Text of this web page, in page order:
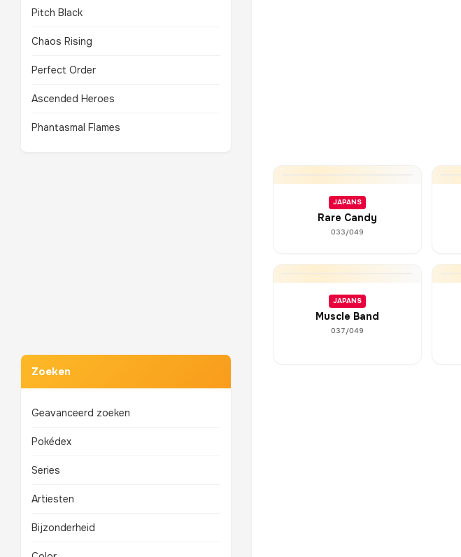
Pitch Black
Chaos Rising
Perfect Order
Ascended Heroes
Phantasmal Flames
Zoeken
Geavanceerd zoeken
Pokédex
Series
Artiesten
Bijzonderheid
JAPANS
Rare Candy
033/049
JAPANS
Muscle Band
037/049